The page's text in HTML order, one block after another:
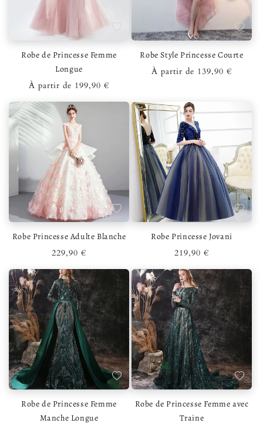
Ajouter à la liste de souhaits
Robe de Princesse Femme
Longue
Prix habituel
À partir de 199,90 €
Ajouter
Robe Style Princesse Courte
Prix habituel
À partir de 139,90 €
Ajouter à la liste de souhaits
Robe Princesse Adulte Blanche
Prix habituel
229,90 €
Ajouter
Robe Princesse Jovani
Prix habituel
219,90 €
Ajouter à la liste de souhaits
Robe de Princesse Femme
Manche Longue
Ajouter
Robe de Princesse Femme avec
Traine